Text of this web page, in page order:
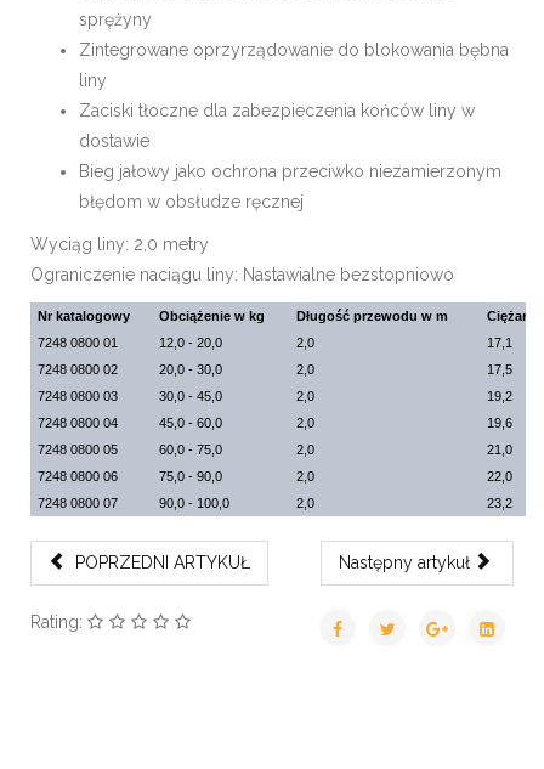
sprężyny
Zintegrowane oprzyrządowanie do blokowania bębna
liny
Zaciski tłoczne dla zabezpieczenia końców liny w
dostawie
Bieg jałowy jako ochrona przeciwko niezamierzonym
błędom w obsłudze ręcznej
Wyciąg liny: 2,0 metry
Ograniczenie naciągu liny: Nastawialne bezstopniowo
Nr katalogowy Obciążenie w kg Długość przewodu w m
Ciężar
7248 0800 01
12,0 - 20,0 2,0
17,1
7248 0800 02
20,0 - 30,0 2,0
17,5
7248 0800 03
30,0 - 45,0 2,0
19,2
7248 0800 04
45,0 - 60,0 2,0
19,6
7248 0800 05
60,0 - 75,0 2,0
21,0
7248 0800 06
75,0 - 90,0 2,0
22,0
7248 0800 07
90,0 - 100,0 2,0 23,2
POPRZEDNI ARTYKUŁ Następny artykuł
Rating: